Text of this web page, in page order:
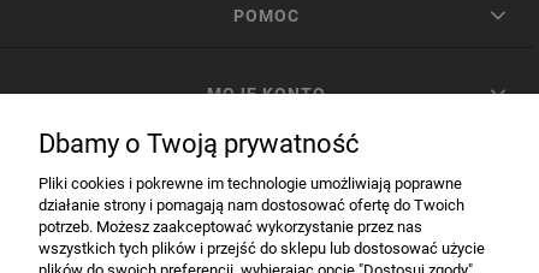
POMOC
MOJE KONTO
INFORMACJE
Dbamy o Twoją prywatność
Pliki cookies i pokrewne im technologie umożliwiają poprawne
działanie strony i pomagają nam dostosować ofertę do Twoich
potrzeb. Możesz zaakceptować wykorzystanie przez nas
wszystkich tych plików i przejść do sklepu lub dostosować użycie